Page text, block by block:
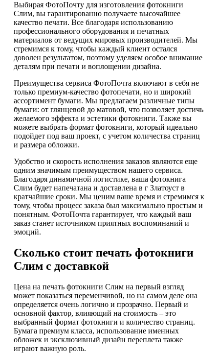
Выбирая ФотоПочту для изготовления фотокниги
Слим, вы гарантированно получаете высочайшее
качество печати. Все благодаря использованию
профессионального оборудования и печатных
материалов от ведущих мировых производителей. Мы
стремимся к тому, чтобы каждый клиент остался
доволен результатом, поэтому уделяем особое внимание
деталям при печати и воплощении дизайна.
Преимущества сервиса ФотоПочта включают в себя не
только премиум-качество фотопечати, но и широкий
ассортимент бумаги. Мы предлагаем различные типы
бумаги: от глянцевой до матовой, что позволяет достичь
желаемого эффекта и эстетики фотокниги. Также вы
можете выбрать формат фотокниги, который идеально
подойдет под ваш проект, с учетом количества страниц
и размера обложки.
Удобство и скорость исполнения заказов являются еще
одним значимым преимуществом нашего сервиса.
Благодаря динамичной логистике, ваша фотокнига
Слим будет напечатана и доставлена в г Златоуст в
кратчайшие сроки. Мы ценим ваше время и стремимся к
тому, чтобы процесс заказа был максимально простым и
понятным. ФотоПочта гарантирует, что каждый ваш
заказ станет источником приятных воспоминаний и
эмоций.
Сколько стоит печать фотокниги
Слим с доставкой
Цена на печать фотокниги Слим на первый взгляд
может показаться переменчивой, но на самом деле она
определяется очень логично и прозрачно. Первый и
основной фактор, влияющий на стоимость – это
выбранный формат фотокниги и количество страниц.
Бумага премиум класса, использование именных
обложек и эксклюзивный дизайн переплета также
играют важную роль.